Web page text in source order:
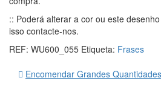
:: Poderá alterar a cor ou este
isso contacte-nos.
REF: WU600_055 Etiqueta: Frases
Encomendar Grandes Quantidades